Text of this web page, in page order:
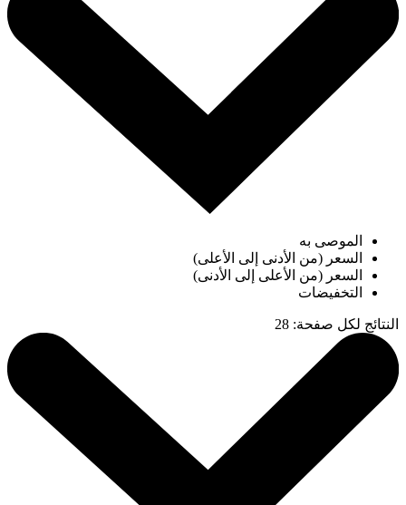
الموصى به
السعر (من الأدنى إلى الأعلى)
السعر (من الأعلى إلى الأدنى)
التخفيضات
النتائج لكل صفحة:
28